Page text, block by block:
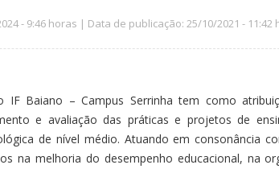
- 9:46 horas | Data de publicação: 25/10/2021 - 11:42
IF Baiano – Campus Serrinha tem como
e avaliação das práticas e projetos de
de nível médio. Atuando em consonância
na melhoria do desempenho educacional, na